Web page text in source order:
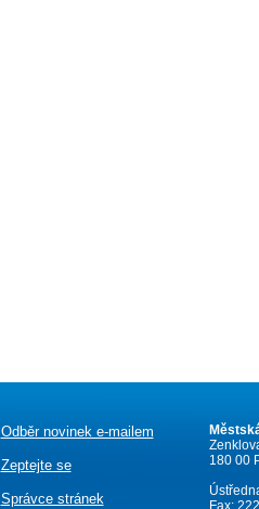
Odběr novinek e-mailem
Zeptejte se
Správce stránek
180 00
Fax: